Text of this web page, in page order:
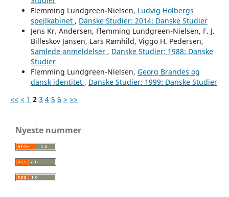
Flemming Lundgreen-Nielsen, Ludvig Holbergs
spejlkabinet , Danske Studier: 2014: Danske Studier
Jens Kr. Andersen, Flemming Lundgreen-Nielsen, F. J.
Billeskov Jansen, Lars Rømhild, Viggo H. Pedersen,
Samlede anmeldelser , Danske Studier: 1988: Danske
Studier
Flemming Lundgreen-Nielsen, Georg Brandes og
dansk identitet , Danske Studier: 1999: Danske Studier
<< < 1 2 3 4 5 6 > >>
Nyeste nummer